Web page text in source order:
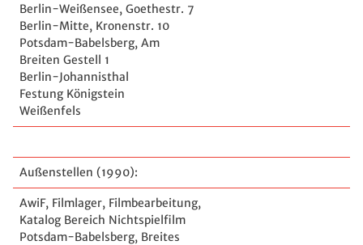
Berlin-Weißensee, Goethestr. 7
Berlin-Mitte, Kronenstr. 10
Potsdam-Babelsberg, Am
Breiten Gestell 1
Berlin-Johannisthal
Festung Königstein
Weißenfels
Außenstellen (1990):
AwiF, Filmlager, Filmbearbeitung,
Katalog Bereich Nichtspielfilm
Potsdam-Babelsberg, Breites